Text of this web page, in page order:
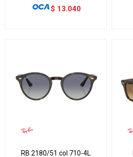
$ 13.040
RB 2180/51 col 710-4L